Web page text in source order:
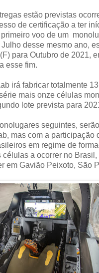
estão previstas
de certificação a ter
voo de um
desse mesmo ano,
para Outubro de 2021,
esse fim.
irá fabricar totalmente
mais onze células
lote prevista para
seguintes,
mas com a participação
em regime de
células a ocorrer no
em Gavião Peixoto, São